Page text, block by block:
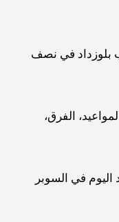
بلوزداد في نصف
مصر في كأس العالم 2026: المواعيد، الفرق،
اليوم في السوبر